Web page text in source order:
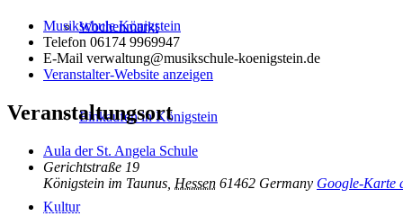
Wochenmarkt
Einkaufen in Königstein
Kultur
Musikschule Königstein
Telefon 06174 9969947
E-Mail verwaltung@musikschule-koenigstein.de
Veranstalter-Website anzeigen
Veranstaltungsort
Aula der St. Angela Schule
Gerichtstraße 19
Königstein im Taunus Hessen 61462 Germany Google-Karte